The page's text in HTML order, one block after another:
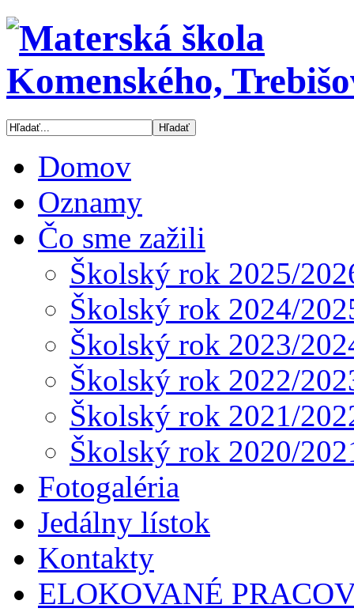
Domov
Oznamy
Čo sme zažili
Školský rok 2025/
Školský rok 2024/
Školský rok 2023/
Školský rok 2022/
Školský rok 2021/
Školský rok 2020/
Fotogaléria
Jedálny lístok
Kontakty
ELOKOVANÉ